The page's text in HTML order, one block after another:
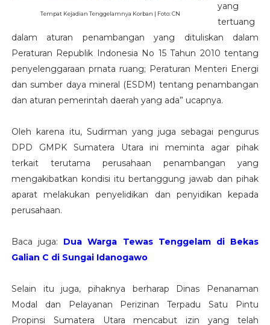
Tempat Kejadian Tenggelamnya Korban | Foto: CN
yang
tertuang
dalam aturan penambangan yang dituliskan dalam
Peraturan Republik Indonesia No 15 Tahun 2010 tentang
penyelenggaraan prnata ruang; Peraturan Menteri Energi
dan sumber daya mineral (ESDM) tentang penambangan
dan aturan pemerintah daerah yang ada” ucapnya.
Oleh karena itu, Sudirman yang juga sebagai pengurus
DPD GMPK Sumatera Utara ini meminta agar pihak
terkait terutama perusahaan penambangan yang
mengakibatkan kondisi itu bertanggung jawab dan pihak
aparat melakukan penyelidikan dan penyidikan kepada
perusahaan.
Baca juga: Dua Warga Tewas Tenggelam di Bekas
Galian C di Sungai Idanogawo
Selain itu juga, pihaknya berharap Dinas Penanaman
Modal dan Pelayanan Perizinan Terpadu Satu Pintu
Propinsi Sumatera Utara mencabut izin yang telah